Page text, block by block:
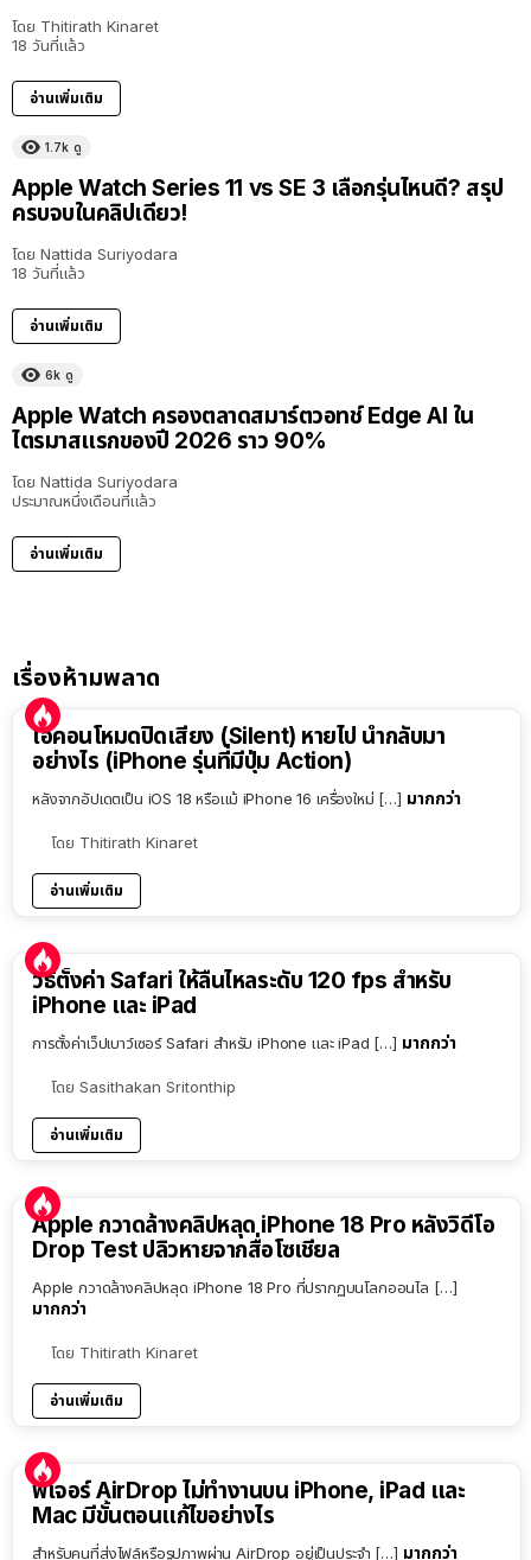
โดย Thitirath Kinaret
18 วันที่แล้ว
อ่านเพิ่มเติม
1.7k ดู
Apple Watch Series 11 vs SE 3 เลือกรุ่นไหนดี? สรุป
ครบจบในคลิปเดียว!
โดย Nattida Suriyodara
18 วันที่แล้ว
อ่านเพิ่มเติม
6k ดู
Apple Watch ครองตลาดสมาร์ตวอทช์ Edge AI ใน
ไตรมาสแรกของปี 2026 ราว 90%
โดย Nattida Suriyodara
ประมาณหนึ่งเดือนที่แล้ว
อ่านเพิ่มเติม
เรื่องห้ามพลาด
ไอคอนโหมดปิดเสียง (Silent) หายไป นำกลับมา
อย่างไร (iPhone รุ่นที่มีปุ่ม Action)
หลังจากอัปเดตเป็น iOS 18 หรือแม้ iPhone 16 เครื่องใหม่ […] มากกว่า
โดย Thitirath Kinaret
อ่านเพิ่มเติม
วิธีตั้งค่า Safari ให้ลื่นไหลระดับ 120 fps สำหรับ
iPhone และ iPad
การตั้งค่าเว็ปเบาว์เซอร์ Safari สำหรับ iPhone และ iPad […] มากกว่า
โดย Sasithakan Sritonthip
อ่านเพิ่มเติม
Apple กวาดล้างคลิปหลุด iPhone 18 Pro หลังวิดีโอ
Drop Test ปลิวหายจากสื่อโซเชียล
Apple กวาดล้างคลิปหลุด iPhone 18 Pro ที่ปรากฏบนโลกออนไล […]
มากกว่า
โดย Thitirath Kinaret
อ่านเพิ่มเติม
ฟีเจอร์ AirDrop ไม่ทำงานบน iPhone, iPad และ
Mac มีขั้นตอนแก้ไขอย่างไร
สำหรับคนที่ส่งไฟล์หรือรูปภาพผ่าน AirDrop อยู่เป็นประจำ […] มากกว่า